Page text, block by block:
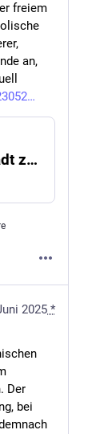
freiem
an,
Sommer: Kirche lädt zu Berg- und Gipfelmessen
2025 *
Der
bei